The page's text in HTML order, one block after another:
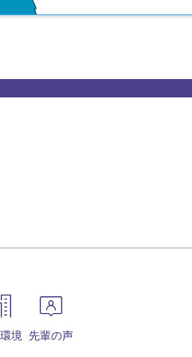
境 先輩の声